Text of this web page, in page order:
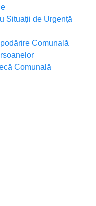
Situații de Urgență
Comunală
Comunală